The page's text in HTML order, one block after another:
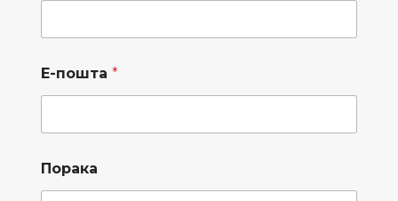
Е-пошта *
Порака